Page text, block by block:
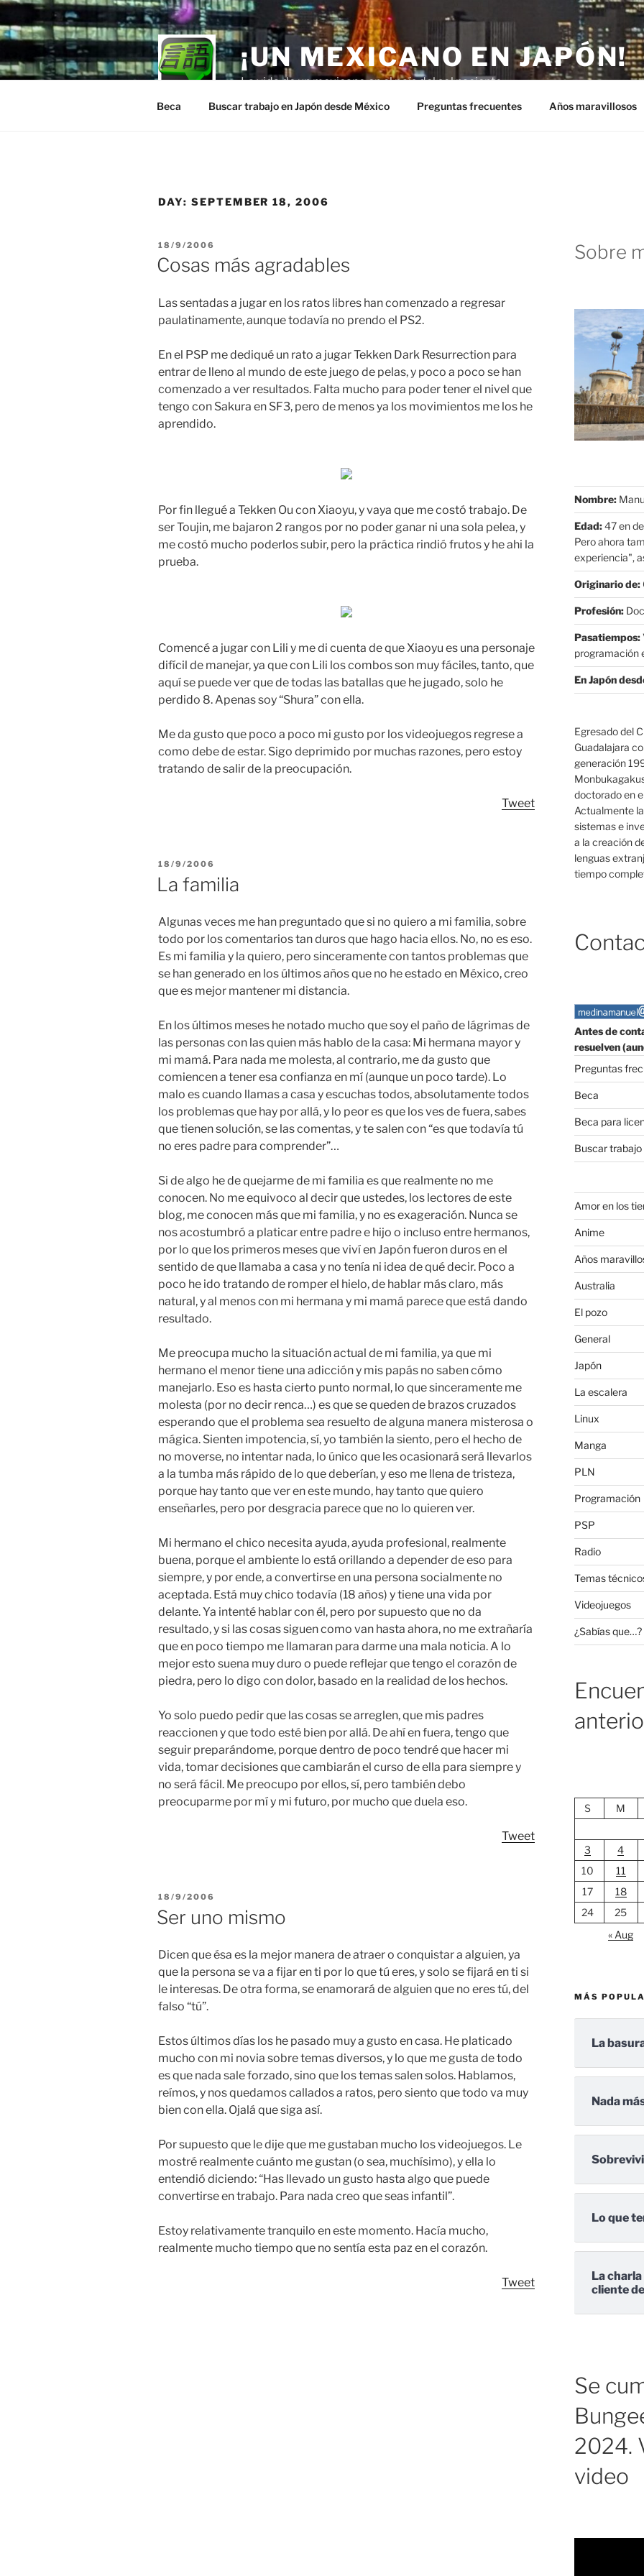
Skip
to
content
¡UN MEXICANO EN JAPÓN!
La vida de un mexicano en el país del sol naciente.
Beca Buscar trabajo en Japón desde México Preguntas frecuentes Años maravillosos
DAY: SEPTEMBER 18, 2006
POSTED
ON
18/9/2006
Cosas más agradables
Las sentadas a jugar en los ratos libres han comenzado a regresar
paulatinamente, aunque todavía no prendo el PS2.
En el PSP me dediqué un rato a jugar Tekken Dark Resurrection para
entrar de lleno al mundo de este juego de pelas, y poco a poco se han
comenzado a ver resultados. Falta mucho para poder tener el nivel que
tengo con Sakura en SF3, pero de menos ya los movimientos me los he
aprendido.
Por fin llegué a Tekken Ou con Xiaoyu, y vaya que me costó trabajo. De
ser Toujin, me bajaron 2 rangos por no poder ganar ni una sola pelea, y
me costó mucho poderlos subir, pero la práctica rindió frutos y he ahi la
prueba.
Comencé a jugar con Lili y me di cuenta de que Xiaoyu es una personaje
difícil de manejar, ya que con Lili los combos son muy fáciles, tanto, que
aquí se puede ver que de todas las batallas que he jugado, solo he
perdido 8. Apenas soy “Shura” con ella.
Me da gusto que poco a poco mi gusto por los videojuegos regrese a
como debe de estar. Sigo deprimido por muchas razones, pero estoy
tratando de salir de la preocupación.
Tweet
POSTED
18/9/2006
La familia
Algunas veces me han preguntado que si no quiero a mi familia, sobre
todo por los comentarios tan duros que hago hacia ellos. No, no es eso.
Es mi familia y la quiero, pero sinceramente con tantos problemas que
se han generado en los últimos años que no he estado en México, creo
que es mejor mantener mi distancia.
En los últimos meses he notado mucho que soy el paño de lágrimas de
las personas con las quien más hablo de la casa: Mi hermana mayor y
mi mamá. Para nada me molesta, al contrario, me da gusto que
comiencen a tener esa confianza en mí (aunque un poco tarde). Lo
malo es cuando llamas a casa y escuchas todos, absolutamente todos
los problemas que hay por allá, y lo peor es que los ves de fuera, sabes
que tienen solución, se las comentas, y te salen con “es que todavía tú
no eres padre para comprender”…
Si de algo he de quejarme de mi familia es que realmente no me
conocen. No me equivoco al decir que ustedes, los lectores de este
blog, me conocen más que mi familia, y no es exageración. Nunca se
nos acostumbró a platicar entre padre e hijo o incluso entre hermanos,
por lo que los primeros meses que viví en Japón fueron duros en el
sentido de que llamaba a casa y no tenía ni idea de qué decir. Poco a
poco he ido tratando de romper el hielo, de hablar más claro, más
natural, y al menos con mi hermana y mi mamá parece que está dando
resultado.
Me preocupa mucho la situación actual de mi familia, ya que mi
hermano el menor tiene una adicción y mis papás no saben cómo
manejarlo. Eso es hasta cierto punto normal, lo que sinceramente me
molesta (por no decir renca…) es que se queden de brazos cruzados
esperando que el problema sea resuelto de alguna manera misterosa o
mágica. Sienten impotencia, sí, yo también la siento, pero el hecho de
no moverse, no intentar nada, lo único que les ocasionará será llevarlos
a la tumba más rápido de lo que deberían, y eso me llena de tristeza,
porque hay tanto que ver en este mundo, hay tanto que quiero
enseñarles, pero por desgracia parece que no lo quieren ver.
Mi hermano el chico necesita ayuda, ayuda profesional, realmente
buena, porque el ambiente lo está orillando a depender de eso para
siempre, y por ende, a convertirse en una persona socialmente no
aceptada. Está muy chico todavía (18 años) y tiene una vida por
delante. Ya intenté hablar con él, pero por supuesto que no da
resultado, y si las cosas siguen como van hasta ahora, no me extrañaría
que en poco tiempo me llamaran para darme una mala noticia. A lo
mejor esto suena muy duro o puede reflejar que tengo el corazón de
piedra, pero lo digo con dolor, basado en la realidad de los hechos.
Yo solo puedo pedir que las cosas se arreglen, que mis padres
reaccionen y que todo esté bien por allá. De ahí en fuera, tengo que
seguir preparándome, porque dentro de poco tendré que hacer mi
vida, tomar decisiones que cambiarán el curso de ella para siempre y
no será fácil. Me preocupo por ellos, sí, pero también debo
preocuparme por mí y mi futuro, por mucho que duela eso.
Tweet
POSTED
ON
18/9/2006
Ser uno mismo
Dicen que ésa es la mejor manera de atraer o conquistar a alguien, ya
que la persona se va a fijar en ti por lo que tú eres, y solo se fijará en ti si
le interesas. De otra forma, se enamorará de alguien que no eres tú, del
falso “tú”.
Estos últimos días los he pasado muy a gusto en casa. He platicado
mucho con mi novia sobre temas diversos, y lo que me gusta de todo
es que nada sale forzado, sino que los temas salen solos. Hablamos,
reímos, y nos quedamos callados a ratos, pero siento que todo va muy
bien con ella. Ojalá que siga así.
Por supuesto que le dije que me gustaban mucho los videojuegos. Le
mostré realmente cuánto me gustan (o sea, muchísimo), y ella lo
entendió diciendo: “Has llevado un gusto hasta algo que puede
convertirse en trabajo. Para nada creo que seas infantil”.
Estoy relativamente tranquilo en este momento. Hacía mucho,
realmente mucho tiempo que no sentía esta paz en el corazón.
Tweet
Sobre
Nombre:
Edad:47 en
Pero ahora
experiencia",
Originario de:
Profesión:
Pasatiempos:
programación
En Japón
Egresado del
Guadalajara
generación
doctorado en
Actualmente
sistemas e
a la creación
lenguas
tiempo
Antes de
resuelven
Preguntas
Beca
Beca para
Buscar
Amor en los
Anime
Años
Australia
El pozo
General
Japón
La escalera
Linux
Manga
PLN
Programación
PSP
Radio
Temas
Videojuegos
¿Sabías que…?
S M
3
4
10
11
17
18
24
25
« Aug
MÁS
La
Nada
Lo que
La
cliente
Se
2024.
video